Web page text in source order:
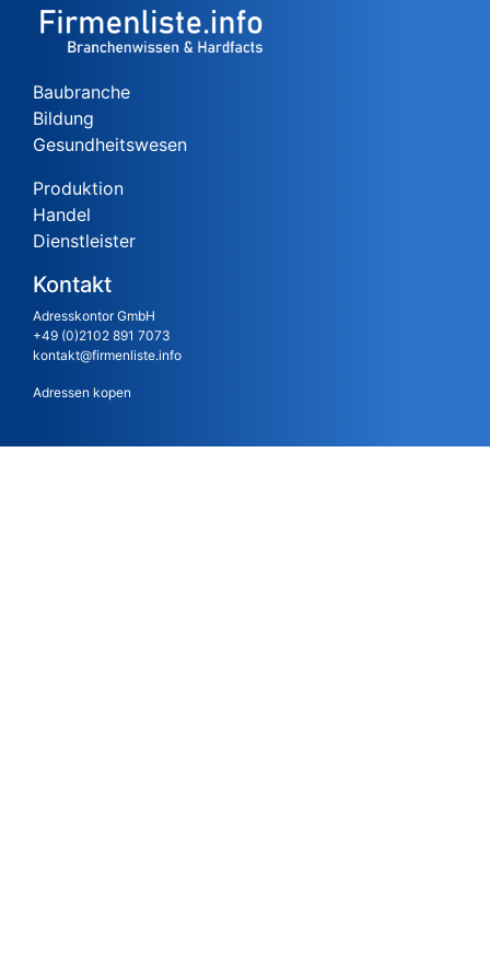
Baubranche
Bildung
Gesundheitswesen
Produktion
Handel
Dienstleister
Kontakt
Adresskontor GmbH
+49 (0)2102 891 7073
kontakt@firmenliste.info
Adressen kopen